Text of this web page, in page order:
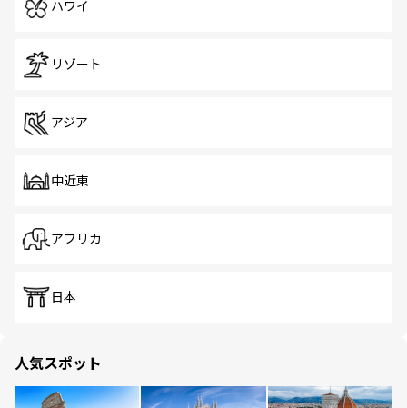
ハワイ
リゾート
アジア
中近東
アフリカ
日本
人気スポット